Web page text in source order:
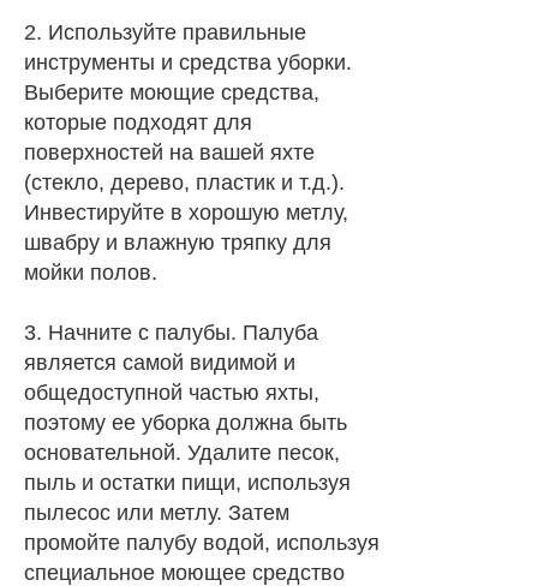
2. Используйте правильные
инструменты и средства уборки.
Выберите моющие средства,
которые подходят для
поверхностей на вашей яхте
(стекло, дерево, пластик и т.д.).
Инвестируйте в хорошую метлу,
швабру и влажную тряпку для
мойки полов.
3. Начните с палубы. Палуба
является самой видимой и
общедоступной частью яхты,
поэтому ее уборка должна быть
основательной. Удалите песок,
пыль и остатки пищи, используя
пылесос или метлу. Затем
промойте палубу водой, используя
специальное моющее средство